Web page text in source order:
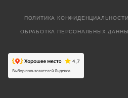
ПОЛИТИКА КОНФИДЕНЦИАЛЬНОСТИ
ОБРАБОТКА ПЕРСОНАЛЬНЫХ